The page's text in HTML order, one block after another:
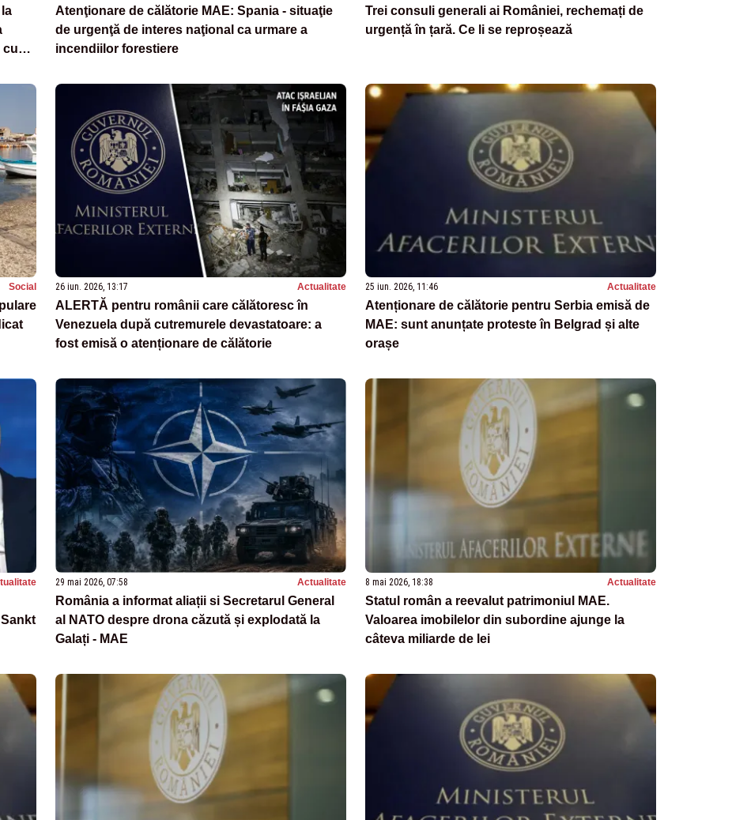
cu
Atenţionare de călătorie MAE: Spania - situaţie
de urgenţă de interes naţional ca urmare a
incendiilor forestiere
Trei consuli generali ai României, rechemați de
urgență în țară. Ce li se reproșează
Social 26 iun. 2026, 13:17 Actualitate
ALERTĂ pentru românii care călătoresc în
Venezuela după cutremurele devastatoare: a
fost emisă o atenționare de călătorie
25 iun. 2026, 11:46 Actualitate
Atenționare de călătorie pentru Serbia emisă de
MAE: sunt anunțate proteste în Belgrad și alte
orașe
29 mai 2026, 07:58 Actualitate
România a informat aliații si Secretarul General
al NATO despre drona căzută și explodată la
Galați - MAE
8 mai 2026, 18:38 Actualitate
Statul român a reevalut patrimoniul MAE.
Valoarea imobilelor din subordine ajunge la
câteva miliarde de lei